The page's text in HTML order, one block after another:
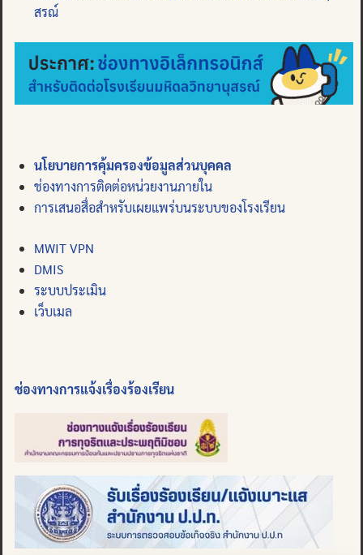
สรณ์
นโยบายการคุ้มครองข้อมูลส่วนบุคคล
ช่องทางการติดต่อหน่วยงานภายใน
การเสนอสื่อสำหรับเผยแพร่บนระบบของโรงเรียน
MWIT VPN
DMIS
ระบบประเมิน
เว็บเมล
ช่องทางการแจ้งเรื่องร้องเรียน